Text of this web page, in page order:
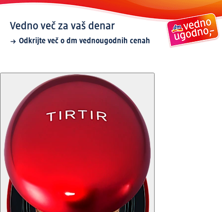
Vedno več za vaš denar
Odkrijte več o dm vednougodnih cenah